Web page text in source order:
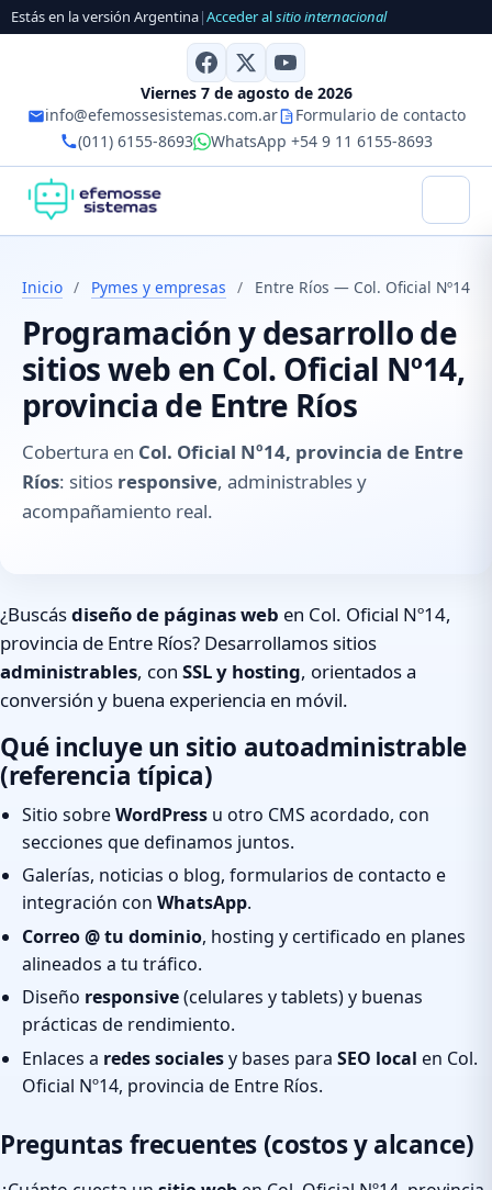
Estás en la versión Argentina|Acceder alsitio internacional
Viernes 7 de agosto de 2026
info@efemossesistemas.com.ar
Formulario de contacto
(011) 6155-8693
WhatsApp +54 9 11 6155-8693
Inicio / Pymes y empresas / Entre Ríos — Col. Oficial Nº14
Programación y desarrollo de
sitios web en Col. Oficial Nº14,
provincia de Entre Ríos
Cobertura en Col. Oficial Nº14, provincia de Entre
Ríos: sitios responsive, administrables y
acompañamiento real.
¿Buscásdiseño de páginas web en Col. Oficial Nº14,
provincia de Entre Ríos? Desarrollamos sitios
administrables, con SSL y hosting, orientados a
conversión y buena experiencia en móvil.
Qué incluye un sitio autoadministrable
(referencia típica)
Sitio sobreWordPress u otro CMS acordado, con
secciones que definamos juntos.
Galerías, noticias o blog, formularios de contacto e
integración con WhatsApp.
Correo @ tu dominio, hosting y certificado en planes
alineados a tu tráfico.
Diseño responsive(celulares y tablets) y buenas
prácticas de rendimiento.
Enlaces a redes socialesy bases para SEO local en Col.
Oficial Nº14, provincia de Entre Ríos.
Preguntas frecuentes (costos y alcance)